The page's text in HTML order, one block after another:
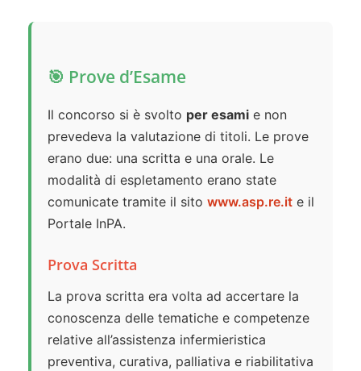
🎯 Prove d’Esame
Il concorso si è svolto per esami e non
prevedeva la valutazione di titoli. Le prove
erano due: una scritta e una orale. Le
modalità di espletamento erano state
comunicate tramite il sito www.asp.re.it e il
Portale InPA.
Prova Scritta
La prova scritta era volta ad accertare la
conoscenza delle tematiche e competenze
relative all’assistenza infermieristica
preventiva, curativa, palliativa e riabilitativa